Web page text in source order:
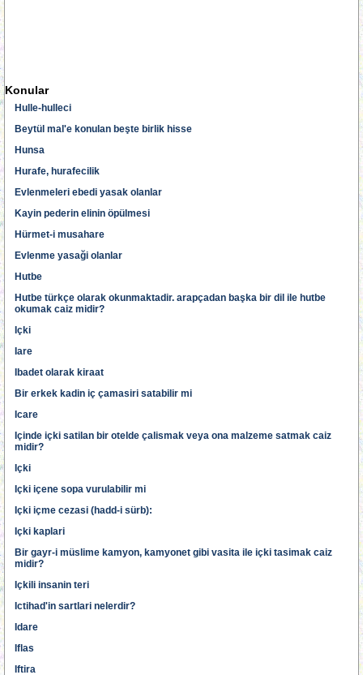
Konular
Hulle-hulleci
Beytül mal'e konulan beşte birlik hisse
Hunsa
Hurafe, hurafecilik
Evlenmeleri ebedi yasak olanlar
Kayin pederin elinin öpülmesi
Hürmet-i musahare
Evlenme yasaği olanlar
Hutbe
Hutbe türkçe olarak okunmaktadir. arapçadan başka bir dil ile hutbe
okumak caiz midir?
Içki
Iare
Ibadet olarak kiraat
Bir erkek kadin iç çamasiri satabilir mi
Icare
Içinde içki satilan bir otelde çalismak veya ona malzeme satmak caiz
midir?
Içki
Içki içene sopa vurulabilir mi
Içki içme cezasi (hadd-i sürb):
Içki kaplari
Bir gayr-i müslime kamyon, kamyonet gibi vasita ile içki tasimak caiz
midir?
Içkili insanin teri
Ictihad'in sartlari nelerdir?
Idare
Iflas
Iftira